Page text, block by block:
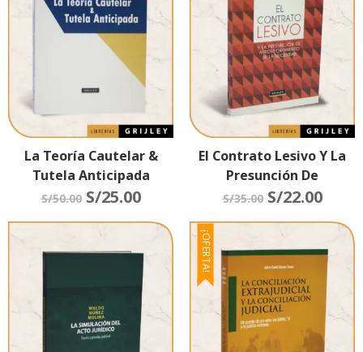
La Teoría Cautelar &
Tutela Anticipada
S/50.00 S/25.00
El Contrato Lesivo Y La
Presunción De
Aprovechamiento De La
S/35.00 S/22.00
¡OFERTA!